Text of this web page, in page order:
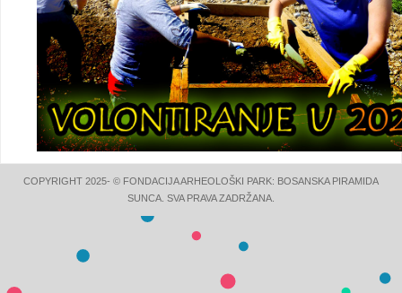
COPYRIGHT 2025- © FONDACIJA ARHEOLOŠKI PARK: BOSANSKA PIRAMIDA
SUNCA. SVA PRAVA ZADRŽANA.